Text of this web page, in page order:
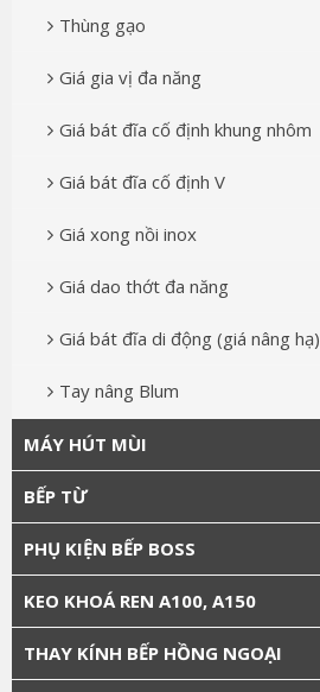
Thùng gạo
Giá gia vị đa năng
Giá bát đĩa cố định khung nhôm
Giá bát đĩa cố định V
Giá xong nồi inox
Giá dao thớt đa năng
Giá bát đĩa di động (giá nâng hạ)
Tay nâng Blum
MÁY HÚT MÙI
BẾP TỪ
PHỤ KIỆN BẾP BOSS
KEO KHOÁ REN A100, A150
THAY KÍNH BẾP HỒNG NGOẠI